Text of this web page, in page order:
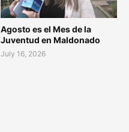
Agosto es el Mes de la
Juventud en Maldonado
July 16, 2026